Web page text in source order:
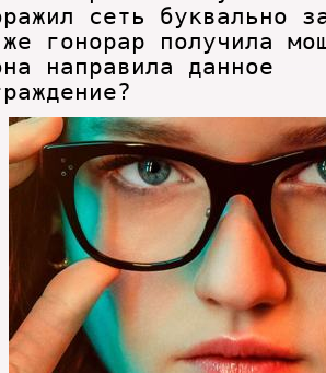
сеть буквально
гонорар получила
направила данное